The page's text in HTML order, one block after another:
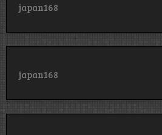
japan168
japan168